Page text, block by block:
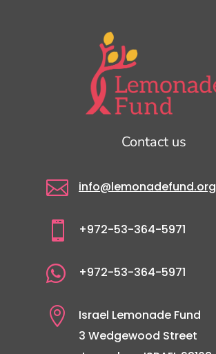
Contact us
 info@lemonadefund.org
 +972-53-364-5971
 +972-53-364-5971

Israel Lemonade Fund
3 Wedgewood Street